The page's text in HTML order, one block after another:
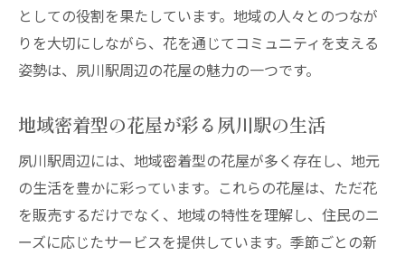
としての役割を果たしています。地域の人々とのつなが
りを大切にしながら、花を通じてコミュニティを支える
姿勢は、夙川駅周辺の花屋の魅力の一つです。
地域密着型の花屋が彩る夙川駅の生活
夙川駅周辺には、地域密着型の花屋が多く存在し、地元
の生活を豊かに彩っています。これらの花屋は、ただ花
を販売するだけでなく、地域の特性を理解し、住民のニ
ーズに応じたサービスを提供しています。季節ごとの新